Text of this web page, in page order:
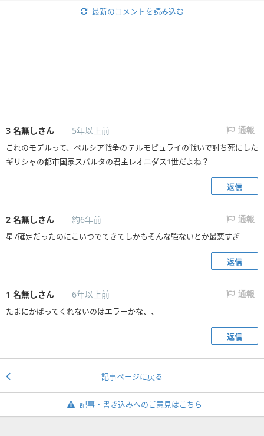
最新のコメントを読み込む
3 名無しさん 5年以上前 通報
これのモデルって、ペルシア戦争のテルモピュライの戦いで討ち死にした
ギリシャの都市国家スパルタの君主レオニダス1世だよね？
返信
2 名無しさん 約6年前 通報
星7確定だったのにこいつでてきてしかもそんな強ないとか最悪すぎ
返信
1 名無しさん 6年以上前 通報
たまにかばってくれないのはエラーかな、、
返信
記事ページに戻る
記事・書き込みへのご意見はこちら